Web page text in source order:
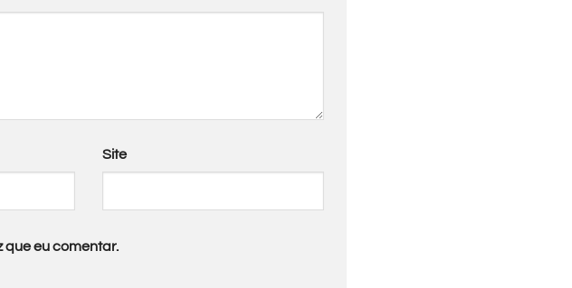
Site
eu comentar.